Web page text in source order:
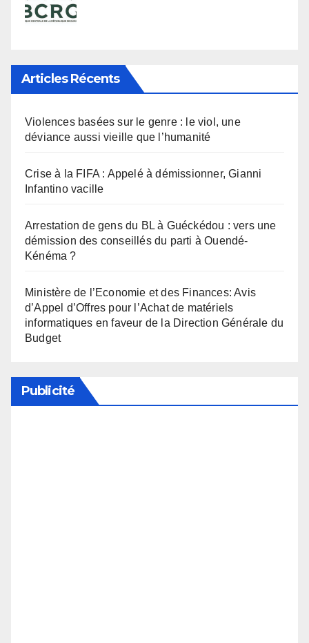
Articles Récents
Violences basées sur le genre : le viol, une
déviance aussi vieille que l’humanité
Crise à la FIFA : Appelé à démissionner, Gianni
Infantino vacille
Arrestation de gens du BL à Guéckédou : vers une
démission des conseillés du parti à Ouendé-
Kénéma ?
Ministère de l’Economie et des Finances: Avis
d’Appel d’Offres pour l’Achat de matériels
informatiques en faveur de la Direction Générale du
Budget
Publicité